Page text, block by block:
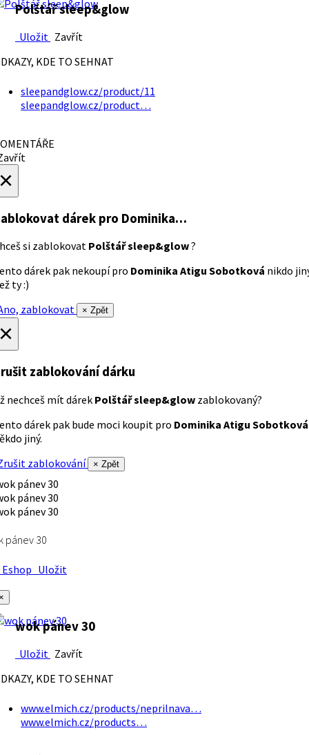
Polštář sleep&glow
Uložit Zavřít
KDE TO SEHNAT
sleepandglow.cz/product/11
sleepandglow.cz/product…
dárek pro Dominika…
si zablokovat Polštář sleep&glow?
dárek pak nekoupí pro Dominika Atigu Sobotková nikdo
ty :)
zablokovat
× Zpět
zablokování dárku
nechceš mít dárek Polštář sleep&glow zablokovaný?
dárek pak bude moci koupit pro Dominika Atigu Sobotková
jiný.
zablokování
× Zpět
pánev 30
Uložit
wok pánev 30
Uložit Zavřít
KDE TO SEHNAT
www.elmich.cz/products/neprilnava…
www.elmich.cz/products…